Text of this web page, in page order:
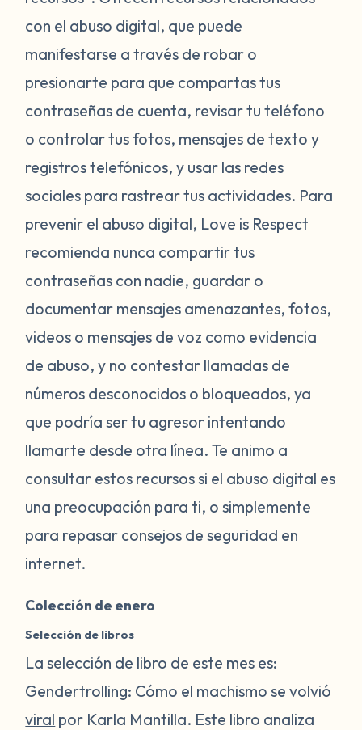
con el abuso digital, que puede
manifestarse a través de robar o
presionarte para que compartas tus
contraseñas de cuenta, revisar tu teléfono
o controlar tus fotos, mensajes de texto y
registros telefónicos, y usar las redes
sociales para rastrear tus actividades. Para
prevenir el abuso digital, Love is Respect
recomienda nunca compartir tus
contraseñas con nadie, guardar o
documentar mensajes amenazantes, fotos,
videos o mensajes de voz como evidencia
de abuso, y no contestar llamadas de
números desconocidos o bloqueados, ya
que podría ser tu agresor intentando
llamarte desde otra línea. Te animo a
consultar estos recursos si el abuso digital es
una preocupación para ti, o simplemente
para repasar consejos de seguridad en
internet.
Colección de enero
Selección de libros
La selección de libro de este mes es:
Gendertrolling: Cómo el machismo se volvió
viral por Karla Mantilla. Este libro analiza